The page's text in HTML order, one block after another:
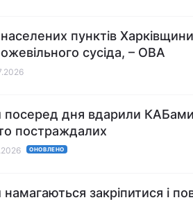
пунктів
сусіда, – ОВА
посеред дня вдарили
постраждалих
ОНОВЛЕНО
намагаються закріпитися і